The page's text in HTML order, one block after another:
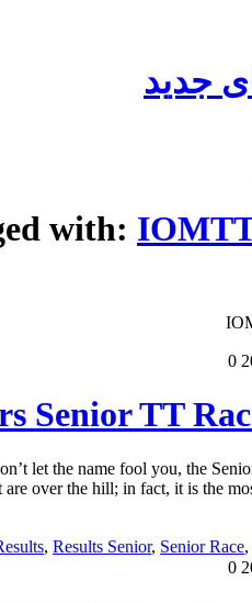
جدید
with:
0
Senior TT
let the name fool you, the
are over the hill; in fact, it is the most
, Results Senior, Senior Race,
0